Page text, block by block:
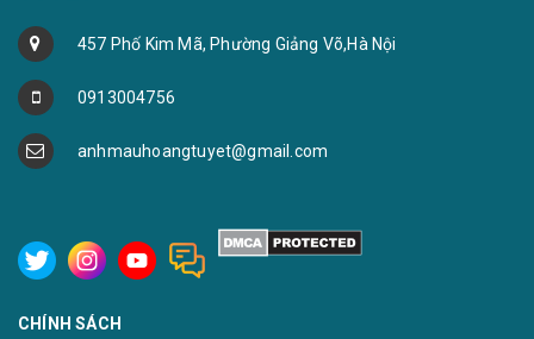
457 Phố Kim Mã, Phường Giảng Võ,Hà Nội
0913004756
anhmauhoangtuyet@gmail.com
CHÍNH SÁCH